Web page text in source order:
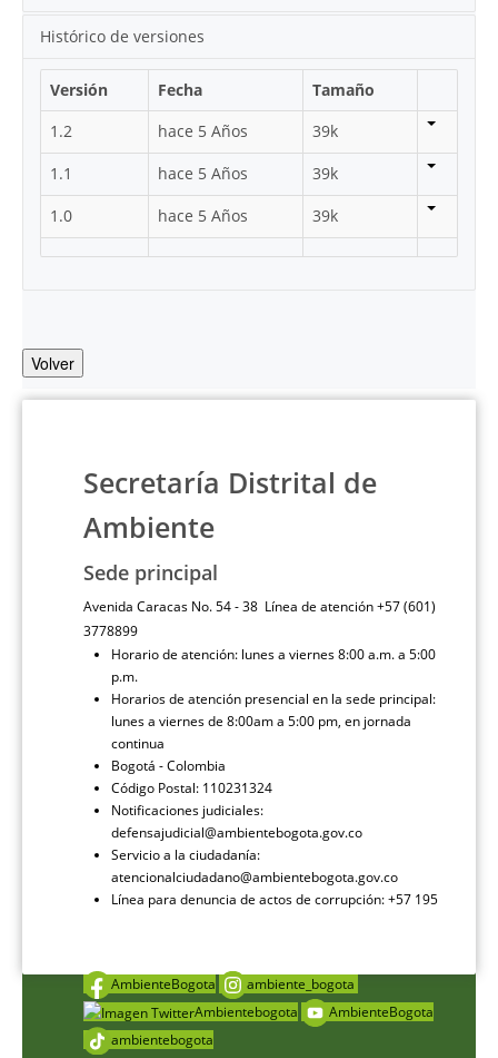
Histórico de versiones
Versión Fecha
Tamaño
1.2
hace 5 Años
39k
1.1
hace 5 Años
39k
1.0
hace 5 Años 39k
Volver
Secretaría Distrital de
Ambiente
Sede principal
Avenida Caracas No. 54 - 38 Línea de atención +57 (601)
3778899
Horario de atención: lunes a viernes 8:00 a.m. a 5:00
p.m.
Horarios de atención presencial en la sede principal:
lunes a viernes de 8:00am a 5:00 pm, en jornada
continua
Bogotá - Colombia
Código Postal: 110231324
Notificaciones judiciales:
defensajudicial@ambientebogota.gov.co
Servicio a la ciudadanía:
atencionalciudadano@ambientebogota.gov.co
Línea para denuncia de actos de corrupción: +57 195
AmbienteBogota
ambiente_bogota
Ambientebogota
AmbienteBogota
ambientebogota